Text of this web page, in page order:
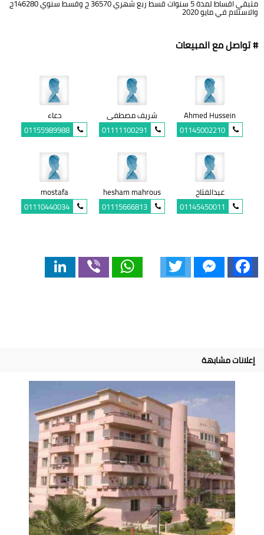
متبقي اقساط لمدة 5 سنوات قسط ربع شهري 36570 ج وقسط سنوي 146280ج
والاستلام في مايو 2020
# تواصل مع المبيعات
Ahmed Hussein
01145002210
شريف مصطفى
01111100291
دعاء
01155989988
عبدالفتاح
01145450011
hesham mahrous
01115666813
mostafa
01110440034
Facebook
Messenger
WhatsApp
إعلانات مشابهة